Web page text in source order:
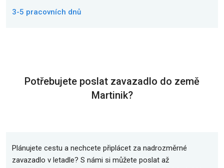
3-5 pracovních dnů
Potřebujete poslat zavazadlo do země
Martinik?
Plánujete cestu a nechcete připlácet za nadrozměrné
zavazadlo v letadle? S námi si můžete poslat až